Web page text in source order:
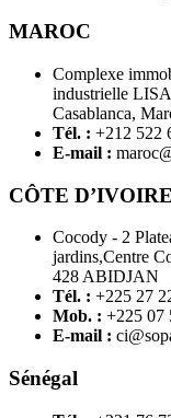
MAROC
Complexe
industrielle
Casablanca,
Tél. : +212 522
E-mail :
CÔTE D’IVOIRE
Cocody - 2
jardins,Centre
428 ABIDJAN
Tél. : +225 27
Mob. : +225 07
E-mail :
Sénégal